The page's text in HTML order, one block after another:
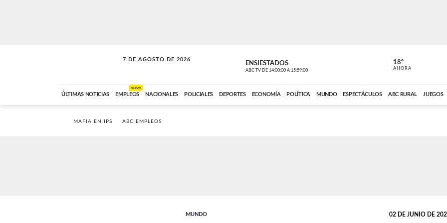
7 DE AGOSTO DE 2026
VITAMINAS ENSIESTADOS
ABC TV DE 14:00:00 A 15:59:00 ABC CARDINAL
18º
AHORA
ÚLTIMAS NOTICIAS EMPLEOS
NUEVO
NACIONALES POLICIALES DEPORTES ECONOMÍA POLÍTICA MUNDO ESPECTÁCULOS ABC RURAL JUEGOS
MAFIA EN IPS ABC EMPLEOS
MUNDO 02 DE JUNIO DE